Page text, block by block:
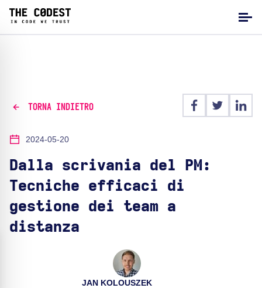
TORNA INDIETRO
2024-05-20
Dalla scrivania del PM:
Tecniche efficaci di
gestione dei team a
distanza
JAN KOLOUSZEK